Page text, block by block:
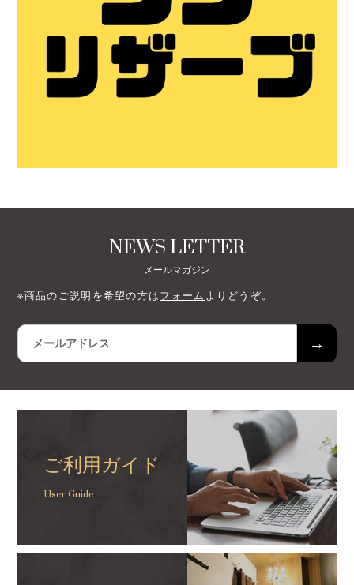
NEWS LETTER
メールマガジン
※商品のご説明を希望の方は フォーム よりどうぞ。
→
ご利用ガイド
User Guide